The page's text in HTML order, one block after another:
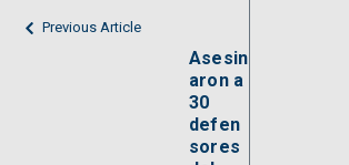
Previous Article
Asesin
aron a
30
defen
sores